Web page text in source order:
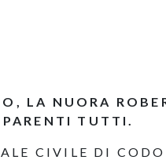
LA NUORA
TUTTI.
CIVILE DI